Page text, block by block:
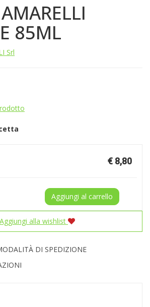
85ML
Srl
€ 8,80
Aggiungi al carrello
Aggiungi alla wishlist
DI SPEDIZIONE